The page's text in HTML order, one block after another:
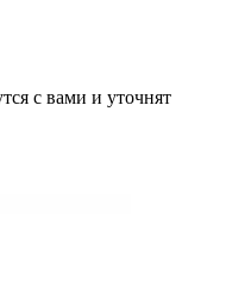
с вами и уточнят